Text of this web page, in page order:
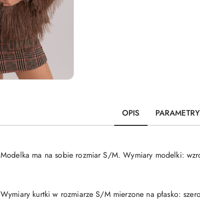
OPIS PARAMETRY
Modelka ma na sobie rozmiar S/M. Wymiary modelki:
Wymiary kurtki w rozmiarze S/M mierzone na płasko: